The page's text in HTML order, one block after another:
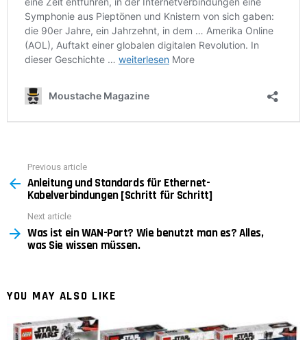
more
Previous article
Anleitung und Standards für Ethernet-
Kabelverbindungen [Schritt für Schritt]
Next article
Was ist ein WAN-Port? Wie benutzt man es? Alles,
was Sie wissen müssen.
YOU MAY ALSO LIKE